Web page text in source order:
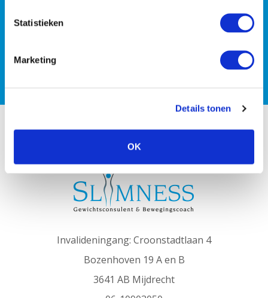
Statistieken
Marketing
Details tonen
OK
SLIMNESS in het kort
Invalideningang: Croonstadtlaan 4
Bozenhoven 19 A en B
3641 AB Mijdrecht